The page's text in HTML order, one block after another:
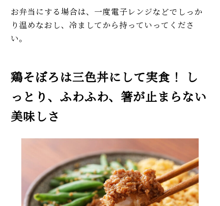
お弁当にする場合は、一度電子レンジなどでしっか
り温めなおし、冷ましてから持っていってくださ
い。
鶏そぼろは三色丼にして実食！ し
っとり、ふわふわ、箸が止まらない
美味しさ